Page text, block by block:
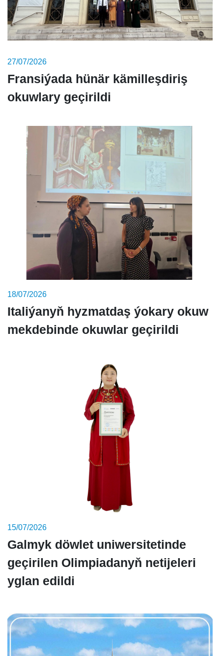
27/07/2026
Fransiýada hünär kämilleşdiriş
okuwlary geçirildi
18/07/2026
Italiýanyň hyzmatdaş ýokary okuw
mekdebinde okuwlar geçirildi
15/07/2026
Galmyk döwlet uniwersitetinde
geçirilen Olimpiadanyň netijeleri
yglan edildi